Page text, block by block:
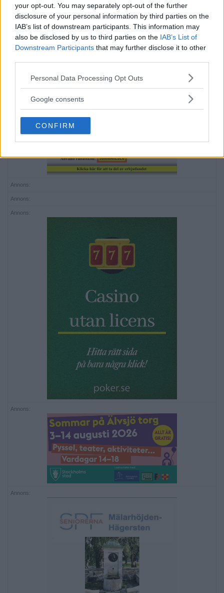
your opt-out. You may separately opt-out of the further
disclosure of your personal information by third parties on the
IAB’s list of downstream participants. This information may
also be disclosed by us to third parties on the IAB’s List of
Downstream Participants that may further disclose it to other
Please note that this website/app uses one or more Google
not limited to your visit or usage behaviour. You may click to
use your data for below specified purposes in below Google
consent section.
Personal Data Processing Opt Outs
Google consents
CONFIRM
Annons:
Annons:
Annons:
Annons:
Annons: